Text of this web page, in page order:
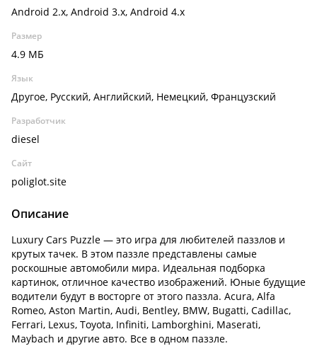
Android 2.x, Android 3.x, Android 4.x
Размер
4.9 МБ
Язык
Другое, Русский, Английский, Немецкий, Французский
Разработчик
diesel
Сайт
poliglot.site
Описание
Luxury Cars Puzzle — это игра для любителей паззлов и
крутых тачек. В этом паззле представлены самые
роскошные автомобили мира. Идеальная подборка
картинок, отличное качество изображений. Юные будущие
водители будут в восторге от этого паззла. Acura, Alfa
Romeo, Aston Martin, Audi, Bentley, BMW, Bugatti, Cadillac,
Ferrari, Lexus, Toyota, Infiniti, Lamborghini, Maserati,
Maybach и другие авто. Все в одном паззле.